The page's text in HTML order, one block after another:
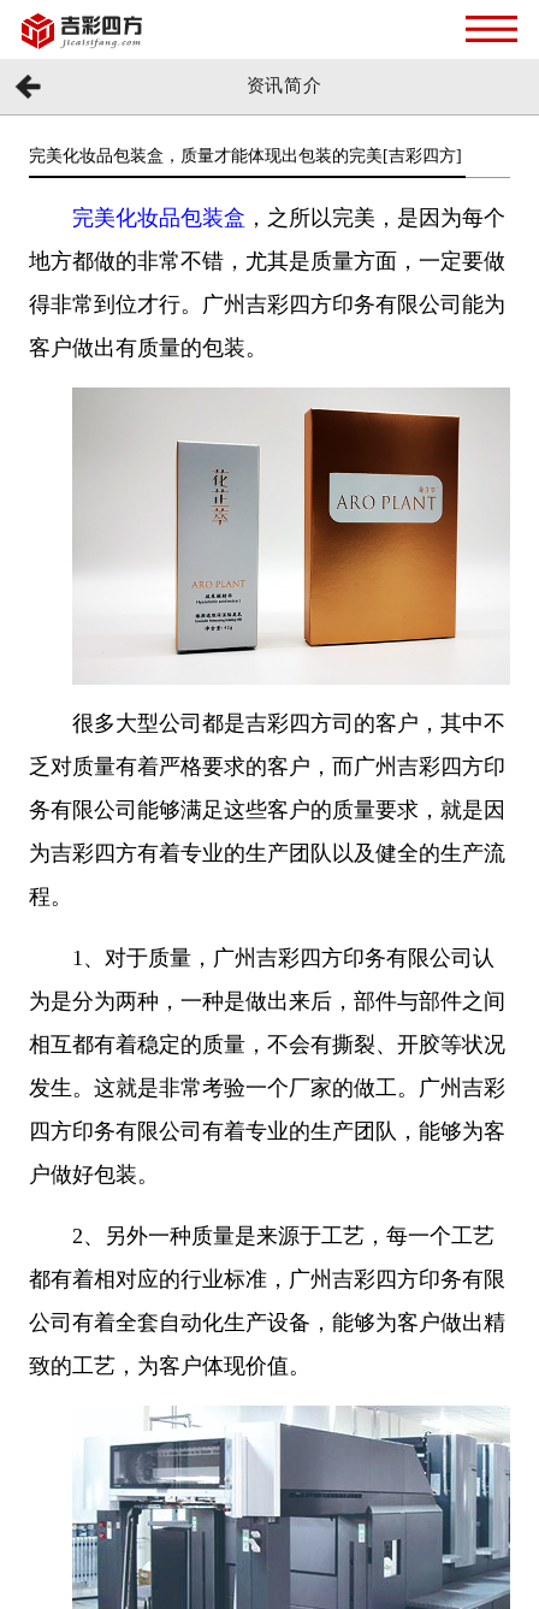
资讯简介
完美化妆品包装盒，质量才能体现出包装的完美[吉彩四方]
完美化妆品包装盒 ，之所以完美，是因为每个
地方都做的非常不错，尤其是质量方面，一定要做
得非常到位才行。广州吉彩四方印务有限公司能为
客户做出有质量的包装。
很多大型公司都是吉彩四方司的客户，其中不
乏对质量有着严格要求的客户，而广州吉彩四方印
务有限公司能够满足这些客户的质量要求，就是因
为吉彩四方有着专业的生产团队以及健全的生产流
程。
1、 对于质量，广州吉彩四方印务有限公司认
为是分为两种，一种是做出来后，部件与部件之间
相互都有着稳定的质量，不会有撕裂、开胶等状况
发生。这就是非常考验一个厂家的做工。广州吉彩
四方印务有限公司有着专业的生产团队，能够为客
户做好包装。
2、
另外一种质量是来源于工艺，每一个工艺
都有着相对应的行业标准，广州吉彩四方印务有限
公司有着全套自动化生产设备，能够为客户做出精
致的工艺，为客户体现价值。